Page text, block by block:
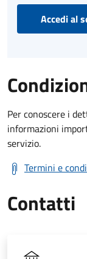
Accedi al
Per conoscere i
informazioni
servizio.
Termini e
Contatti